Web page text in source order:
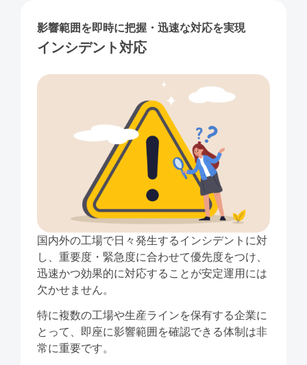
影響範囲を即時に把握・迅速な対応を実現
インシデント対応
国内外の⼯場で⽇々発⽣するインシデントに対
し、重要度・緊急度に合わせて優先度をつけ、
迅速かつ効果的に対応することが安定運⽤には
⽋かせません。
特に複数の⼯場や⽣産ラインを保有する企業に
とって、即座に影響範囲を確認できる体制は⾮
常に重要です。